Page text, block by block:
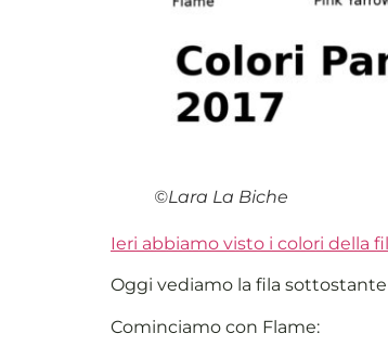
©Lara La Biche
Ieri abbiamo visto i colori della
Oggi vediamo la fila
Cominciamo con Flame: